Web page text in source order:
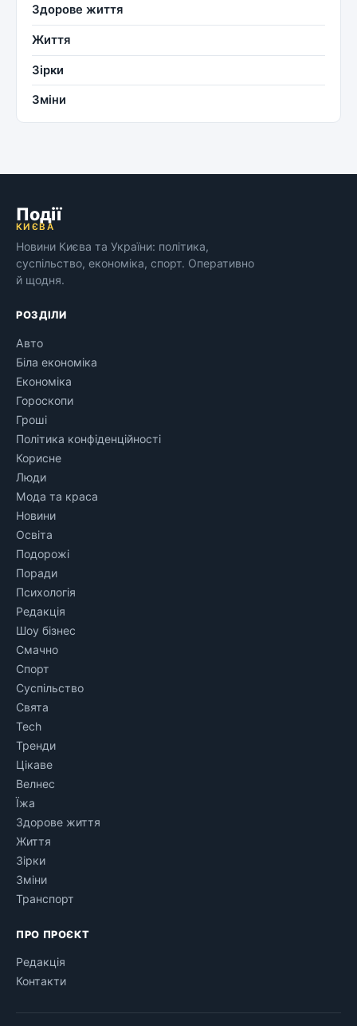
Здорове життя
Життя
Зірки
Зміни
Події
КИЄВА
Новини Києва та України: політика,
суспільство, економіка, спорт. Оперативно
й щодня.
РОЗДІЛИ
Авто
Біла економіка
Економіка
Гороскопи
Гроші
Політика конфіденційності
Корисне
Люди
Мода та краса
Новини
Освіта
Подорожі
Поради
Психологія
Редакція
Шоу бізнес
Смачно
Спорт
Суспільство
Свята
Tech
Тренди
Цікаве
Велнес
Їжа
Здорове життя
Життя
Зірки
Зміни
Транспорт
ПРО ПРОЄКТ
Редакція
Контакти